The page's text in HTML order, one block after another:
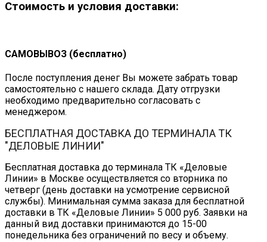
Стоимость и условия доставки:
САМОВЫВОЗ (бесплатно)
После поступления денег Вы можете забрать товар
самостоятельно с нашего склада. Дату отгрузки
необходимо предварительно согласовать с
менеджером.
БЕСПЛАТНАЯ ДОСТАВКА ДО ТЕРМИНАЛА ТК
"ДЕЛОВЫЕ ЛИНИИ"
Бесплатная доставка до терминала ТК «Деловые
Линии» в Москве осуществляется со вторника по
четверг (день доставки на усмотрение сервисной
службы). Минимальная сумма заказа для бесплатной
доставки в ТК «Деловые Линии» 5 000 руб. Заявки на
данный вид доставки принимаются до 15-00
понедельника без ограничений по весу и объему.